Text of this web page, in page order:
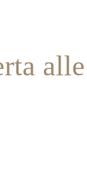
alle